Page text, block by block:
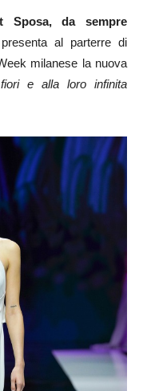
Sposa, da sempre
al parterre di
milanese la nuova
e alla loro infinita